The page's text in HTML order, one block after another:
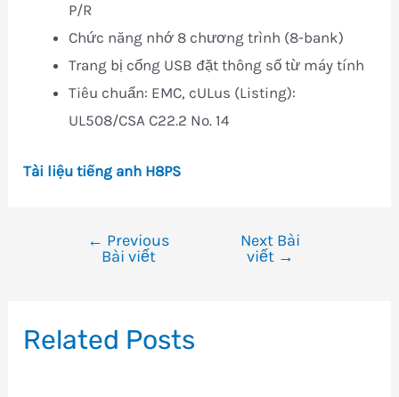
P/R
Chức năng nhớ 8 chương trình (8-bank)
Trang bị cổng USB đặt thông số từ máy tính
Tiêu chuẩn: EMC, cULus (Listing):
UL508/CSA C22.2 No. 14
Tài liệu tiếng anh H8PS
viết
← Previous
Bài viết
Next Bài
viết →
Related Posts